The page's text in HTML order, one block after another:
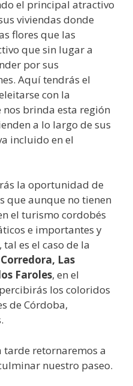
el principal atractivo
viviendas donde
flores que las
que sin lugar a
por sus
Aquí tendrás el
con la
nos brinda esta región
a lo largo de sus
incluido en el
la oportunidad de
que aunque no tienen
el turismo cordobés
e importantes y
es el caso de la
Las
Faroles, en el
los coloridos
de Córdoba,
tarde retornaremos a
nuestro paseo.